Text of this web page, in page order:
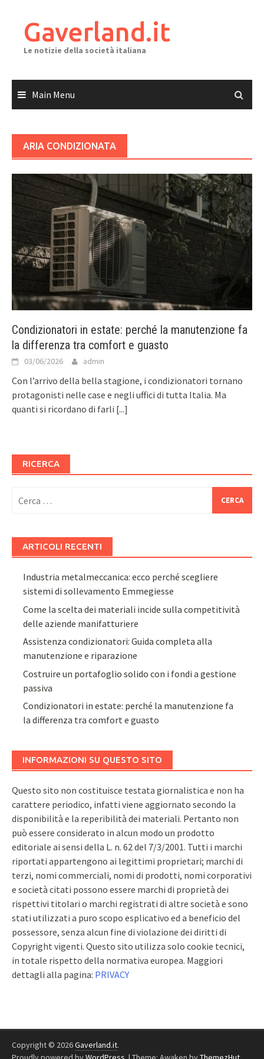
contentGaverland.it
Le notizie della società italiana
Main Menu
ARIA CONDIZIONATA
Condizionatori in estate: perché la manutenzione fa
la differenza tra comfort e guasto
03/06/2026 admin
Con l’arrivo della bella stagione, i condizionatori tornano
protagonisti nelle case e negli uffici di tutta Italia. Ma
quanti si ricordano di farli [...]
RICERCA
per:
ARTICOLI RECENTI
Industria metalmeccanica: ecco perché scegliere
sistemi di sollevamento Emmegiesse
Come la scelta dei materiali incide sulla competitività
delle aziende manifatturiere
Assistenza condizionatori: Guida completa alla
manutenzione e riparazione
Costruire un portafoglio solido con i fondi a gestione
passiva
Condizionatori in estate: perché la manutenzione fa
la differenza tra comfort e guasto
INFORMAZIONI SU QUESTO SITO
Questo sito non costituisce testata giornalistica e non ha
carattere periodico, infatti viene aggiornato secondo la
disponibilità e la reperibilità dei materiali. Pertanto non
può essere considerato in alcun modo un prodotto
editoriale ai sensi della L. n. 62 del 7/3/2001. Tutti i marchi
riportati appartengono ai legittimi proprietari; marchi di
terzi, nomi commerciali, nomi di prodotti, nomi corporativi
e società citati possono essere marchi di proprietà dei
rispettivi titolari o marchi registrati di altre società e sono
stati utilizzati a puro scopo esplicativo ed a beneficio del
possessore, senza alcun fine di violazione dei diritti di
Copyright vigenti. Questo sito utilizza solo cookie tecnici,
in totale rispetto della normativa europea. Maggiori
dettagli alla pagina: PRIVACY
Copyright © 2026Gaverland.it.